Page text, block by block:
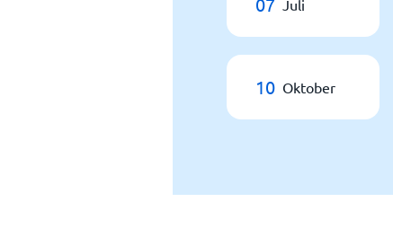
Juli
10 Oktober